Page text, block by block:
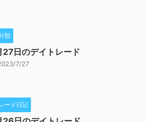
類
27日のデイトレード
7/27
ード日記